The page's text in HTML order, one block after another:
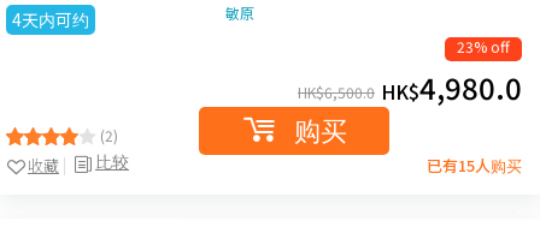
4天内可约
(2)
比较
收藏
敏原
23% off
HK$6,500.0 HK$4,980.0
购买
已有15人购买